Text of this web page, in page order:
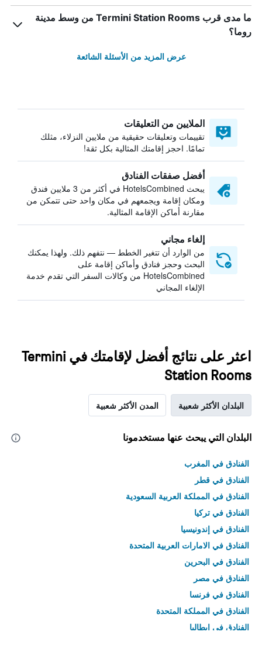
ما مدى قرب Termini Station Rooms من وسط مدينة
روما؟
عرض المزيد من الأسئلة الشائعة
الملايين من التعليقات
تقييمات وتعليقات حقيقية من ملايين النزلاء، مثلك
تمامًا. احجز إقامتك المثالية بكل ثقة!
أفضل صفقات الفنادق
يبحث HotelsCombined في أكثر من 3 ملايين فندق
ومكان إقامة ويجمعهم في مكان واحد حتى تتمكن من
مقارنة أماكن الإقامة المثالية.
إلغاء مجاني
من الوارد أن تتغير الخطط — نتفهم ذلك. ولهذا يمكنك
البحث وحجز فنادق وأماكن إقامة على
HotelsCombined من وكالات السفر التي تقدم خدمة
الإلغاء المجاني
اعثر على نتائج أفضل لإقامتك في Termini
Station Rooms
البلدان الأكثر شعبية المدن الأكثر شعبية
البلدان التي يبحث عنها مستخدمونا
الفنادق في المغرب
الفنادق في قطر
الفنادق في المملكة العربية السعودية
الفنادق في تركيا
الفنادق في إندونيسيا
الفنادق في الامارات العربية المتحدة
الفنادق في البحرين
الفنادق في مصر
الفنادق في فرنسا
الفنادق في المملكة المتحدة
الفنادق في إيطاليا